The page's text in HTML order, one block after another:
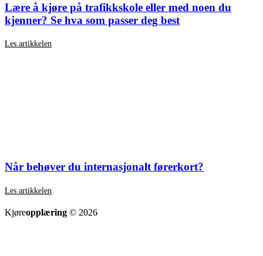
Lære å kjøre på trafikkskole eller med noen du
kjenner? Se hva som passer deg best
Les artikkelen
Når behøver du internasjonalt førerkort?
Les artikkelen
Kjøreopplæring © 2026